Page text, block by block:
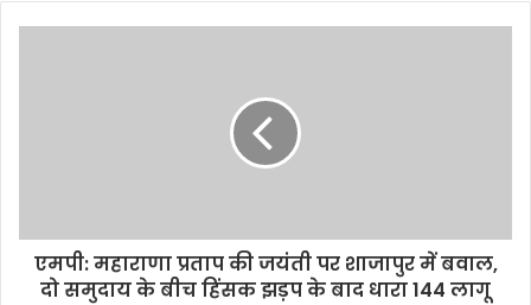
एमपी: महाराणा प्रताप की जयंती पर शाजापुर में बवाल,
दो समुदाय के बीच हिंसक झड़प के बाद धारा 144 लागू